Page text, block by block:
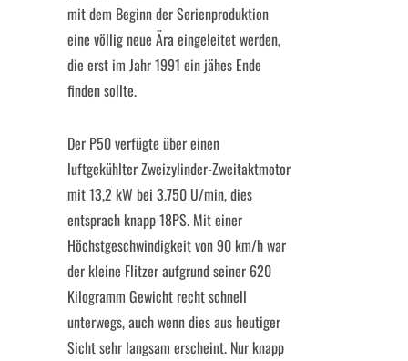
mit dem Beginn der Serienproduktion
eine völlig neue Ära eingeleitet werden,
die erst im Jahr 1991 ein jähes Ende
finden sollte.
Der P50 verfügte über einen
luftgekühlter Zweizylinder-Zweitaktmotor
mit 13,2 kW bei 3.750 U/min, dies
entsprach knapp 18PS. Mit einer
Höchstgeschwindigkeit von 90 km/h war
der kleine Flitzer aufgrund seiner 620
Kilogramm Gewicht recht schnell
unterwegs, auch wenn dies aus heutiger
Sicht sehr langsam erscheint. Nur knapp